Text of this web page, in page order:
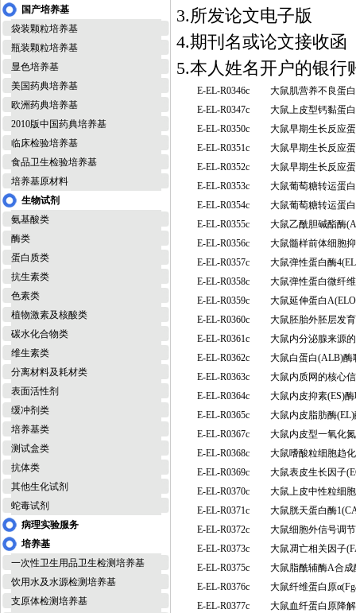
国产培养基
袋装颗粒培养基
瓶装颗粒培养基
显色培养基
美国药典培养基
欧洲药典培养基
2010版中国药典培养基
临床检验培养基
食品卫生检验培养基
培养基原材料
生物试剂
氨基酸类
酶类
蛋白质类
抗生素类
色素类
植物激素及核酸类
碳水化合物类
维生素类
分离材料及耗材类
表面活性剂
缓冲剂类
培养基类
测试盒类
抗体类
其他生化试剂
蛇毒试剂
病理实验服务
培养基
一次性卫生用品卫生检测培养基
饮用水及水源检测培养基
支原体检测培养基
3.所发论文电子版
4.期刊名或论文接收函
5.本人姓名开户的银行
E-EL-R0346c
大鼠肌营养不良蛋
E-EL-R0347c
大鼠上皮型钙黏蛋
E-EL-R0350c
大鼠早期生长反应
E-EL-R0351c
大鼠早期生长反应
E-EL-R0352c
大鼠早期生长反应
E-EL-R0353c
大鼠葡萄糖转运蛋
E-EL-R0354c
大鼠葡萄糖转运蛋
E-EL-R0355c
大鼠乙酰胆碱酯酶
E-EL-R0356c
大鼠髓样前体细胞
E-EL-R0357c
大鼠弹性蛋白酶
E-EL-R0358c
大鼠弹性蛋白微纤
E-EL-R0359c
大鼠延伸蛋白
E-EL-R0360c
大鼠胚胎外胚层发
E-EL-R0361c
大鼠内分泌腺来源
E-EL-R0362c
大鼠白蛋白(ALB)酶
E-EL-R0363c
大鼠内质网的核心
E-EL-R0364c
大鼠内皮抑素(ES)
E-EL-R0365c
大鼠内皮脂肪酶
E-EL-R0367c
大鼠内皮型一氧化
E-EL-R0368c
大鼠嗜酸粒细胞趋
E-EL-R0369c
大鼠表皮生长因子
E-EL-R0370c
大鼠上皮中性粒细
E-EL-R0371c
大鼠胱天蛋白酶
E-EL-R0372c
大鼠细胞外信号调
E-EL-R0373c
大鼠凋亡相关因子
E-EL-R0375c
大鼠脂酰辅酶A合
E-EL-R0376c
大鼠纤维蛋白原
E-EL-R0377c
大鼠血纤蛋白原降